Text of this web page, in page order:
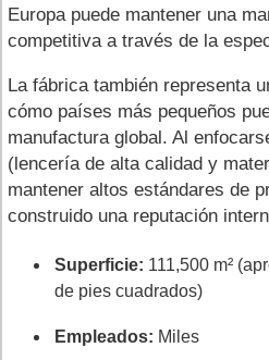
Europa puede mantener una
competitiva a través de la
La fábrica también representa
cómo países más pequeños
manufactura global. Al
(lencería de alta calidad y
mantener altos estándares de
construido una reputación
Superficie: 111,500 m²
de pies cuadrados)
Empleados: Miles